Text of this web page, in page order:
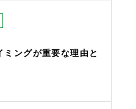
ミングが重要な理由と